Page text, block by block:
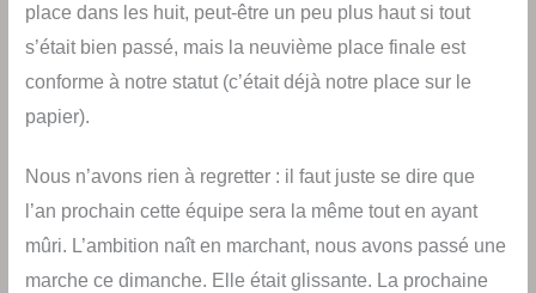
place dans les huit, peut-être un peu plus haut si tout
s’était bien passé, mais la neuvième place finale est
conforme à notre statut (c’était déjà notre place sur le
papier).
Nous n’avons rien à regretter : il faut juste se dire que
l’an prochain cette équipe sera la même tout en ayant
mûri. L’ambition naît en marchant, nous avons passé une
marche ce dimanche. Elle était glissante. La prochaine